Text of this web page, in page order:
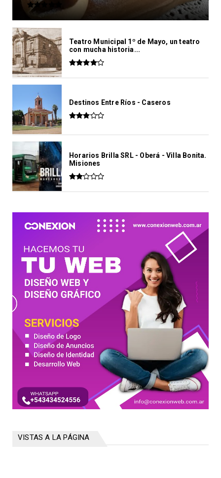
Teatro Municipal 1º de Mayo, un teatro
con mucha historia...
Destinos Entre Ríos - Caseros
Horarios Brilla SRL - Oberá - Villa Bonita.
Misiones
VISTAS A LA PÁGINA